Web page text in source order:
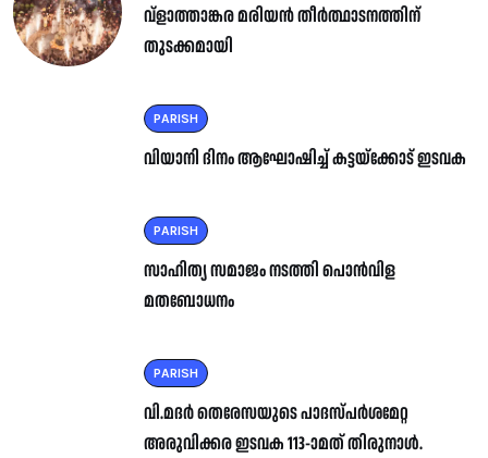
വ്ളാത്താങ്കര മരിയൻ തീർത്ഥാടനത്തിന്
തുടക്കമായി
PARISH
വിയാനി ദിനം ആഘോഷിച്ച് കട്ടയ്ക്കോട് ഇടവക
PARISH
സാഹിത്യ സമാജം നടത്തി പൊൻവിള
മതബോധനം
PARISH
വി.മദർ തെരേസയുടെ പാദസ്പർശമേറ്റ
അരുവിക്കര ഇടവക 113-ാമത് തിരുനാൾ.